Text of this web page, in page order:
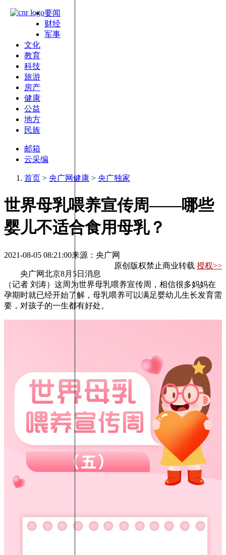
要闻
财经
军事
文化
教育
科技
旅游
房产
健康
公益
地方
民族
邮箱
云采编
首页 > 央广网健康 > 央广独家
世界母乳喂养宣传周——哪些
婴儿不适合食用母乳？
2021-08-05 08:21:00来源：央广网
原创版权禁止商业转载 授权>>
央广网北京8月5日消息
（记者 刘涛）这周为世界母乳喂养宣传周，相信很多妈妈在
孕期时就已经开始了解，母乳喂养可以满足婴幼儿生长发育需
要，对孩子的一生都有好处。